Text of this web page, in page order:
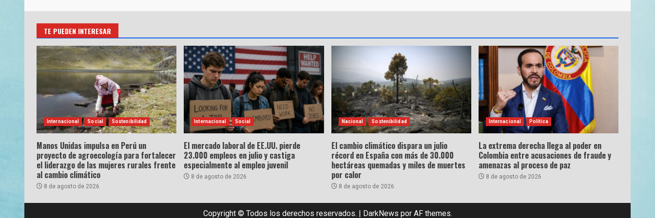
TE PUEDEN INTERESAR
Internacional Social Sostenibilidad
Manos Unidas impulsa en Perú un
proyecto de agroecología para fortalecer
el liderazgo de las mujeres rurales frente
al cambio climático
8 de agosto de 2026
Internacional Social
El mercado laboral de EE.UU. pierde
23.000 empleos en julio y castiga
especialmente al empleo juvenil
8 de agosto de 2026
Nacional Sostenibilidad
El cambio climático dispara un julio
récord en España con más de 30.000
hectáreas quemadas y miles de muertes
por calor
8 de agosto de 2026
Internacional Política
La extrema derecha llega al poder en
Colombia entre acusaciones de fraude y
amenazas al proceso de paz
8 de agosto de 2026
Copyright © Todos los derechos reservados. | DarkNews por AF themes.